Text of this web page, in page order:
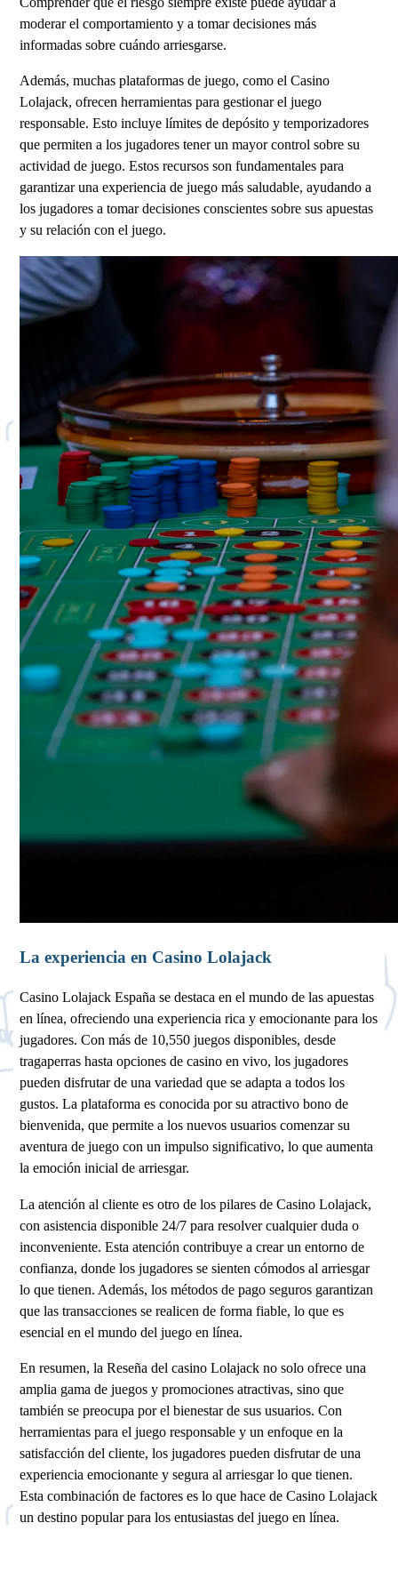
moderar el comportamiento y a tomar decisiones más
informadas sobre cuándo arriesgarse.
Además, muchas plataformas de juego, como el Casino
Lolajack, ofrecen herramientas para gestionar el juego
responsable. Esto incluye límites de depósito y temporizadores
que permiten a los jugadores tener un mayor control sobre su
actividad de juego. Estos recursos son fundamentales para
garantizar una experiencia de juego más saludable, ayudando a
los jugadores a tomar decisiones conscientes sobre sus apuestas
y su relación con el juego.
La experiencia en Casino Lolajack
Casino Lolajack España se destaca en el mundo de las apuestas
en línea, ofreciendo una experiencia rica y emocionante para los
jugadores. Con más de 10,550 juegos disponibles, desde
tragaperras hasta opciones de casino en vivo, los jugadores
pueden disfrutar de una variedad que se adapta a todos los
gustos. La plataforma es conocida por su atractivo bono de
bienvenida, que permite a los nuevos usuarios comenzar su
aventura de juego con un impulso significativo, lo que aumenta
la emoción inicial de arriesgar.
La atención al cliente es otro de los pilares de Casino Lolajack,
con asistencia disponible 24/7 para resolver cualquier duda o
inconveniente. Esta atención contribuye a crear un entorno de
confianza, donde los jugadores se sienten cómodos al arriesgar
lo que tienen. Además, los métodos de pago seguros garantizan
que las transacciones se realicen de forma fiable, lo que es
esencial en el mundo del juego en línea.
En resumen, la Reseña del casino Lolajack no solo ofrece una
amplia gama de juegos y promociones atractivas, sino que
también se preocupa por el bienestar de sus usuarios. Con
herramientas para el juego responsable y un enfoque en la
satisfacción del cliente, los jugadores pueden disfrutar de una
experiencia emocionante y segura al arriesgar lo que tienen.
Esta combinación de factores es lo que hace de Casino Lolajack
un destino popular para los entusiastas del juego en línea.